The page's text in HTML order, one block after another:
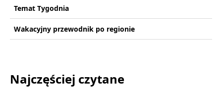
Temat Tygodnia
Wakacyjny przewodnik po regionie
Najczęściej czytane